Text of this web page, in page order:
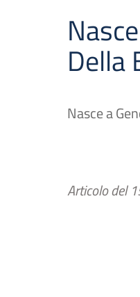
Della
Nasce a
Articolo del